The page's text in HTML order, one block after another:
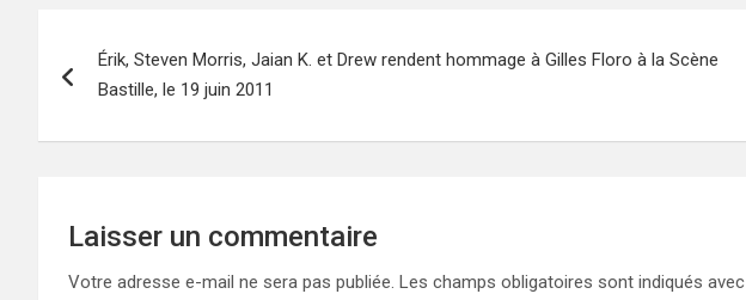
de
l’article
Érik, Steven Morris, Jaian K. et Drew rendent hommage à Gilles Floro à la Scène
Bastille, le 19 juin 2011
Laisser un commentaire
Votre adresse e-mail ne sera pas publiée. Les champs obligatoires sont indiqués avec